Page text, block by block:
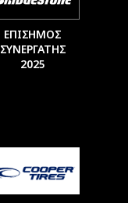
ΕΠΙΣΗΜΟΣ
ΣΥΝΕΡΓΑΤΗΣ
2025